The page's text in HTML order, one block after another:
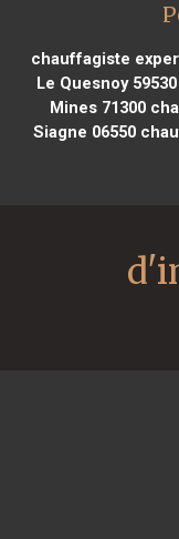
chauffagiste
Le Quesnoy 59530
Mines 71300
Siagne 06550